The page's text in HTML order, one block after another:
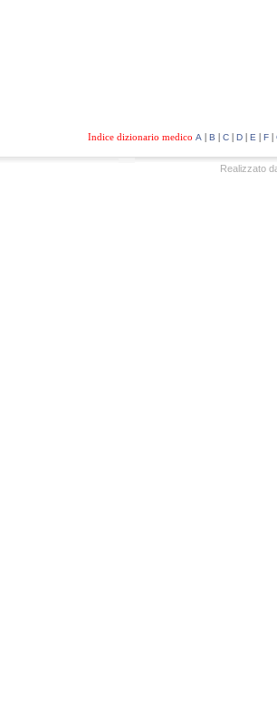
Indice dizionario medico A | B | C| D| E | F|
Realizzato